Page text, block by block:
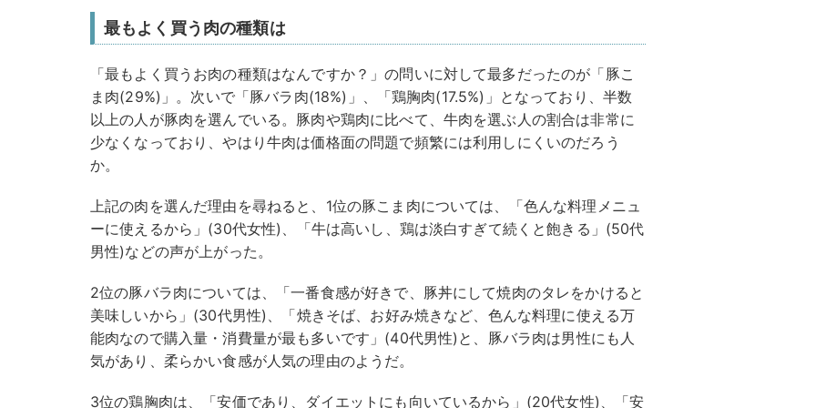
最もよく買う肉の種類は
「最もよく買うお肉の種類はなんですか？」の問いに対して最多だったのが「豚こ
ま肉(29%)」。次いで「豚バラ肉(18%)」、「鶏胸肉(17.5%)」となっており、半数
以上の人が豚肉を選んでいる。豚肉や鶏肉に比べて、牛肉を選ぶ人の割合は非常に
少なくなっており、やはり牛肉は価格面の問題で頻繁には利用しにくいのだろう
か。
上記の肉を選んだ理由を尋ねると、1位の豚こま肉については、「色んな料理メニュ
ーに使えるから」(30代女性)、「牛は高いし、鶏は淡白すぎて続くと飽きる」(50代
男性)などの声が上がった。
2位の豚バラ肉については、「一番食感が好きで、豚丼にして焼肉のタレをかけると
美味しいから」(30代男性)、「焼きそば、お好み焼きなど、色んな料理に使える万
能肉なので購入量・消費量が最も多いです」(40代男性)と、豚バラ肉は男性にも人
気があり、柔らかい食感が人気の理由のようだ。
3位の鶏胸肉は、「安価であり、ダイエットにも向いているから」(20代女性)、「安